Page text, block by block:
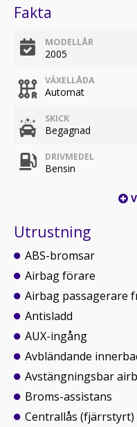
Fakta
MODELLÅR
2005
VÄXELLÅDA
Automat
SKICK
Begagnad
DRIVMEDEL
Bensin
Utrustning
ABS-bromsar
Airbag förare
Airbag passagerare
Antisladd
AUX-ingång
Avbländande
Avstängningsbar
Broms-assistans
Centrallås (fjärrstyrt)